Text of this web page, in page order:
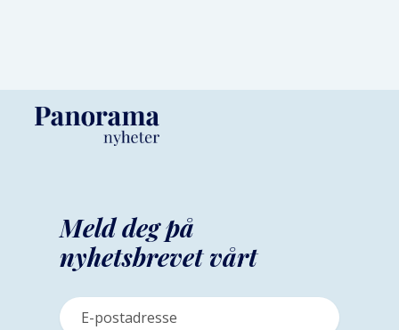
Meld deg på
nyhetsbrevet vårt